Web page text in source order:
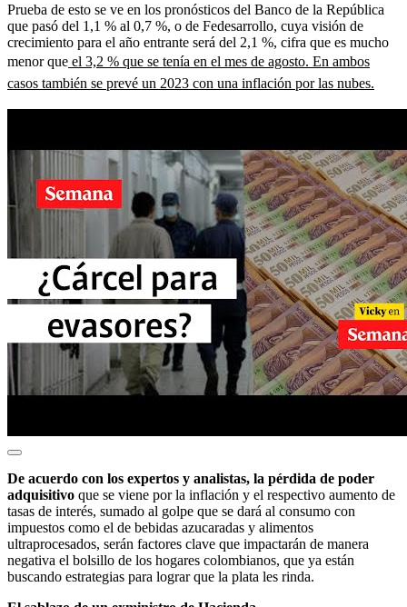
Prueba de esto se ve en los pronósticos del Banco de la República
que pasó del 1,1 % al 0,7 %, o de Fedesarrollo, cuya visión de
crecimiento para el año entrante será del 2,1 %, cifra que es mucho
menor que el 3,2 % que se tenía en el mes de agosto. En ambos
casos también se prevé un 2023 con una inflación por las nubes.
De acuerdo con los expertos y analistas, la pérdida de poder
adquisitivo que se viene por la inflación y el respectivo aumento de
tasas de interés, sumado al golpe que se dará al consumo con
impuestos como el de bebidas azucaradas y alimentos
ultraprocesados, serán factores clave que impactarán de manera
negativa el bolsillo de los hogares colombianos, que ya están
buscando estrategias para lograr que la plata les rinda.